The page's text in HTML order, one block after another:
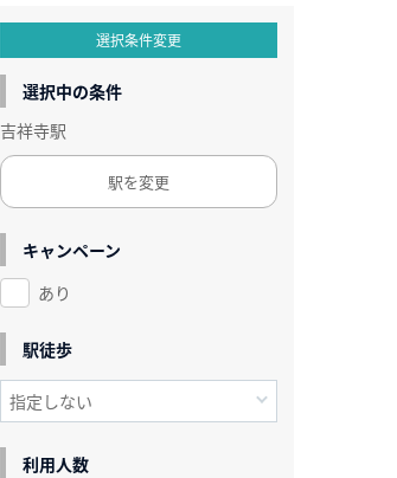
選択条件変更
選択中の条件
吉祥寺駅
駅を変更
キャンペーン
あり
駅徒歩
利用人数